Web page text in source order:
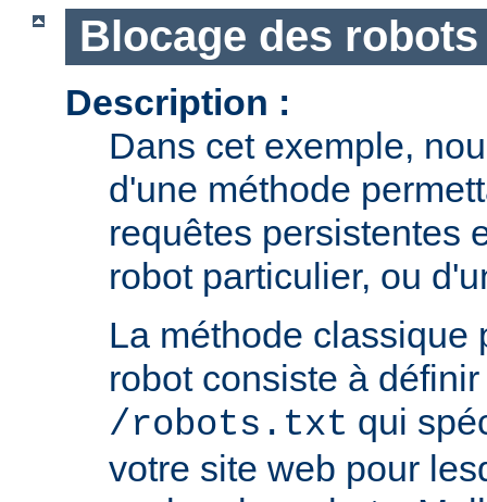
Blocage des robots
Description :
Dans cet exemple,
d'une méthode
requêtes persistentes
robot particulier, ou
La méthode classique
robot consiste à
/robots.txt qui
votre site web pour